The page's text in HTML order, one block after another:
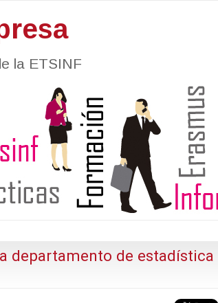
la ETSINF
departamento de estadística